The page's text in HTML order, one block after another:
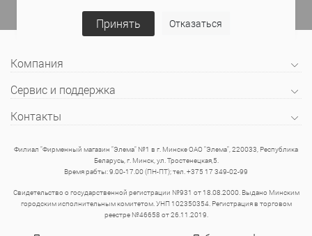
Компания
Сервис и поддержка
Контакты
Филиал "Фирменный магазин "Элема" №1 в г. Минске ОАО "Элема", 220033, Республика
Беларусь, г. Минск, ул. Тростенецкая,5.
Время рабты: 9.00-17.00 (ПН-ПТ); тел. +375 17 349-02-99
Свидетельство о государственной регистрации №931 от 18.08.2000. Выдано Минским
городским исполнительным комитетом. УНП 102350354. Регистрация в торговом
реестре №46658 от 26.11.2019.
Принять Отказаться